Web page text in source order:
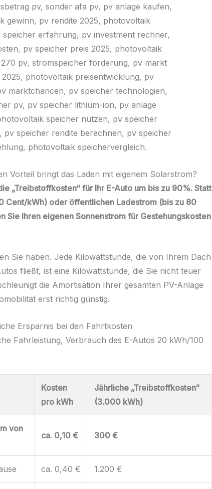
Vorteil bringt das Laden mit eigenem Solarstrom?
„Treibstoffkosten“ für Ihr E-Auto um bis zu 90%. Statt
Cent/kWh) oder öffentlichen Ladestrom (bis zu 80
Sie Ihren eigenen Sonnenstrom für Gestehungskosten
Sie haben. Jede Kilowattstunde, die von Ihrem Dach
fließt, ist eine Kilowattstunde, die Sie nicht teuer
die Amortisation Ihrer gesamten PV-Anlage
erst richtig günstig.
Ersparnis bei den Fahrtkosten
Fahrleistung, Verbrauch des E-Autos 20 kWh/100
Kosten
pro kWh
Jährliche „Treibstoffkosten“
(3.000 kWh)
von
ca. 0,10 € 300 €
ca. 0,40 € 1.200 €